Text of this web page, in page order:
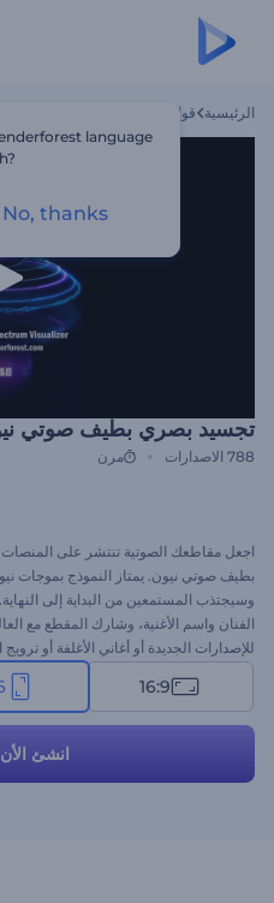
الرئيسية قوالب
تجسيد بصري بطيف صوتي
788 الاصدارات مرن
اجعل مقاطعك الصوتية تنتشر على
بطيف صوتي نيون. يمتاز النموذج بموجات
وسيجتذب المستمعين من البداية إلى
الفنان واسم الأغنية، وشارك المقطع مع
للإصدارات الجديدة أو أغاني الأغلفة أو
سيكون هذا النموذج هو الحل المثالي. ابدأ
جمهورك يتزايد!16:9
انشئ الأن
language
No, thanks